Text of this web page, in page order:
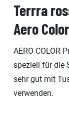
Terrra
Aero
AERO COLOR
speziell für die
sehr gut mit
verwenden.